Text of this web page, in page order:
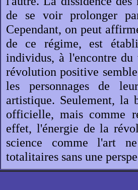
de se voir prolonger
Cependant, on peut
de ce régime, est
individus, à l'encontre
révolution positive
les personnages de
artistique. Seulement, la
officielle, mais comme
effet, l'énergie de la
science comme l'art
totalitaires sans une